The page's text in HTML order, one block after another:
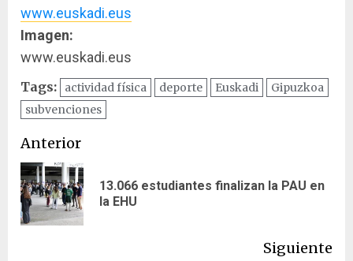
www.euskadi.eus
Imagen:
www.euskadi.eus
Tags: actividad física deporte Euskadi
Gipuzkoa
subvenciones
Navegación
de
entradas
Anterior
13.066 estudiantes finalizan la PAU en
la EHU
Siguiente